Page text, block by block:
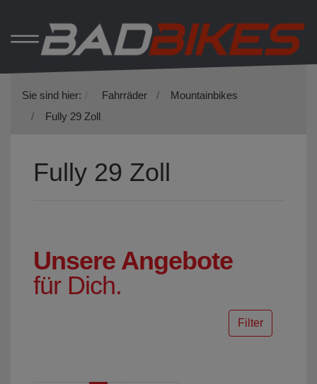
Sie sind hier: Fahrräder
Mountainbikes
Fully 29 Zoll
Fully 29 Zoll
Unsere Angebote
für Dich.
Filter